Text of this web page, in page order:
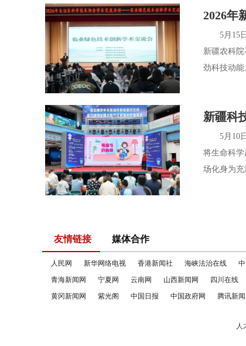
2026年
5月15日
新疆农科
劲科技动
新疆科
5月10日
将生命科
场化身为
友情链接 媒体合作
人民网 新华网络电视 香港新闻社 海峡法治在线
青海新闻网
宁夏网 云南网 山西新闻网 四川在线
黄冈新闻网
紫光阁 中国日报 中国政府网 腾讯新闻
人